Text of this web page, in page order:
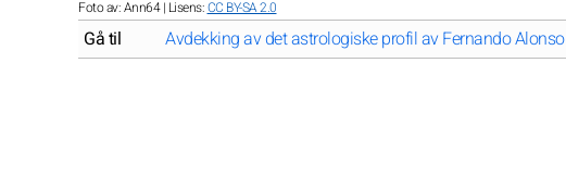
Foto av: Ann64 | Lisens:CC BY-SA 2.0
Gå til Avdekking av det astrologiske profil av Fernando Alonso